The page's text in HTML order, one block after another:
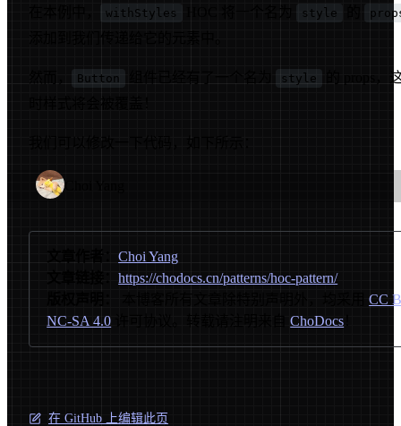
withStyles HOC 将一个名为 style
添加到我们传递给它的元素中。
Button style
的 props，
时样式将会被覆盖！
我们可以修改一下代码，如下所示：
Choi Yang
文章作者：Choi Yang
文章链接：https://chodocs.cn/patterns/hoc-pattern/
版权声明：
本博客所有文章除特别声明外，均采用CC
NC-SA 4.0 许可协议。转载请注明来自ChoDocs
在 GitHub 上编辑此页